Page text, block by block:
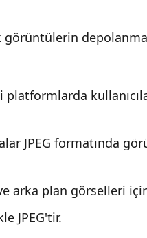
görüntülerin
JPEG formatında
arka plan görselleri
JPEG'tir.